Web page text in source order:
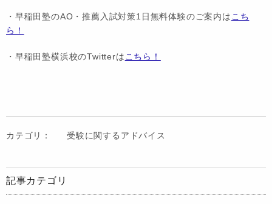
・早稲田塾のAO・推薦入試対策1日無料体験のご案内は こち
ら！
・早稲田塾横浜校のTwitterは こちら！
カテゴリ： 受験に関するアドバイス
記事カテゴリ